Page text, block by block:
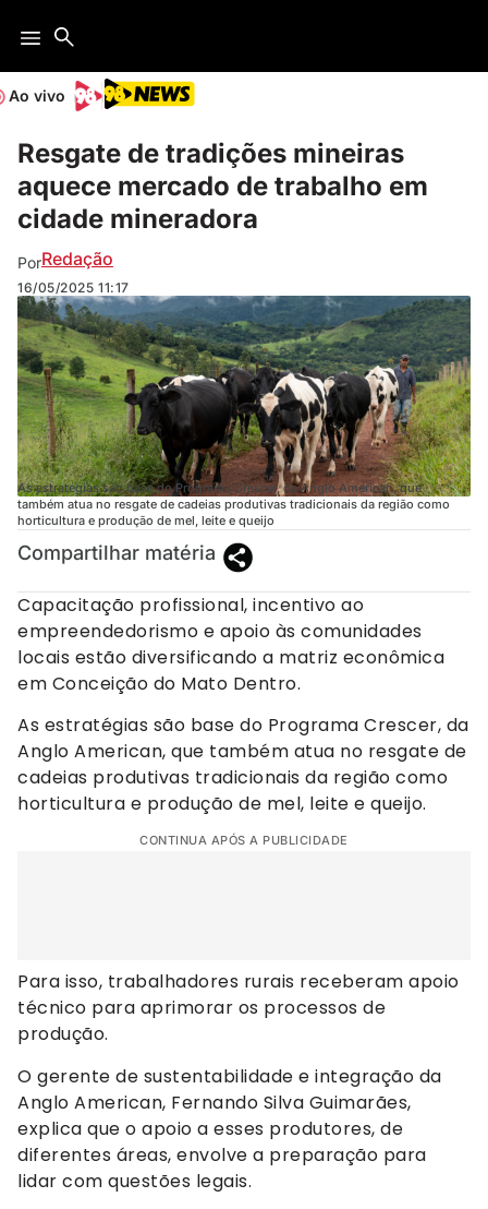
Ao vivo
Resgate de tradições mineiras
aquece mercado de trabalho em
cidade mineradora
PorRedação
16/05/2025 11:17
As estratégias são base do Programa Crescer, da Anglo American, que
também atua no resgate de cadeias produtivas tradicionais da região como
horticultura e produção de mel, leite e queijo
Compartilhar matéria
Capacitação profissional, incentivo ao
empreendedorismo e apoio às comunidades
locais estão diversificando a matriz econômica
em Conceição do Mato Dentro.
As estratégias são base do Programa Crescer, da
Anglo American, que também atua no resgate de
cadeias produtivas tradicionais da região como
horticultura e produção de mel, leite e queijo.
CONTINUA APÓS A PUBLICIDADE
Para isso, trabalhadores rurais receberam apoio
técnico para aprimorar os processos de
produção.
O gerente de sustentabilidade e integração da
Anglo American, Fernando Silva Guimarães,
explica que o apoio a esses produtores, de
diferentes áreas, envolve a preparação para
lidar com questões legais.